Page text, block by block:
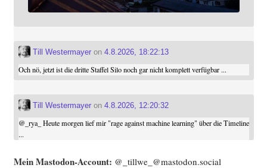
Till Westermayeron 4.8.2026, 18:22:13
Och nö, jetzt ist die dritte Staffel Silo noch gar nicht komplett verfügbar ...
Till Westermayeron 4.8.2026, 12:20:32
@ _rya_ Heute morgen lief mir "rage against machine learning" über die Timeline
...
Mein Mast­o­don-Account: @_tillwe_@mastodon.social